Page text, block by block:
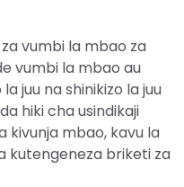
vumbi la mbao za
vumbi la mbao au
juu na shinikizo la juu
hiki cha usindikaji
kivunja mbao, kavu la
kutengeneza briketi za